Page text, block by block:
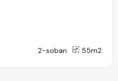
2-soban 55m2